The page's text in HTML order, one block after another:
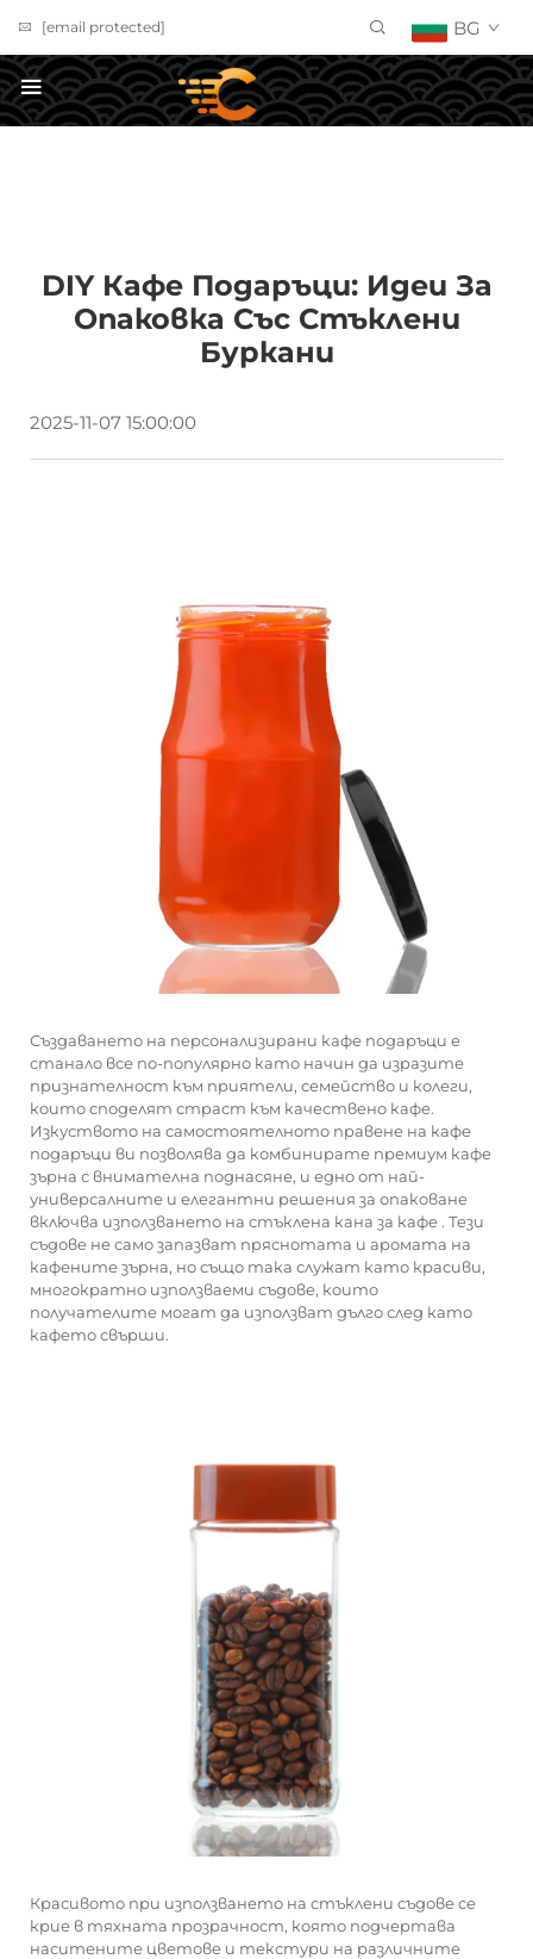
[email protected] BG
DIY Кафе Подаръци: Идеи За
Опаковка Със Стъклени
Буркани
2025-11-07 15:00:00
Създаването на персонализирани кафе подаръци е
станало все по-популярно като начин да изразите
признателност към приятели, семейство и колеги,
които споделят страст към качествено кафе.
Изкуството на самостоятелното правене на кафе
подаръци ви позволява да комбинирате премиум кафе
зърна с внимателна поднасяне, и едно от най-
универсалните и елегантни решения за опаковане
включва използването на стъклена кана за кафе . Тези
съдове не само запазват пряснотата и аромата на
кафените зърна, но също така служат като красиви,
многократно използваеми съдове, които
получателите могат да използват дълго след като
кафето свърши.
Красивото при използването на стъклени съдове се
крие в тяхната прозрачност, която подчертава
наситените цветове и текстури на различните